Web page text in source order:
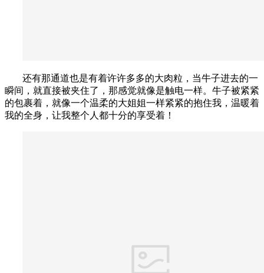
还有那通道也是有着许许多多的大肉粒，当牛子进去的一
瞬间，就直接被夹住了，那感觉就像是触电一样。牛子被紧紧
的包裹着，就像一个温柔的大姐姐一样紧紧的抱住我，温暖着
我的全身，让我整个人都十分的享受着！